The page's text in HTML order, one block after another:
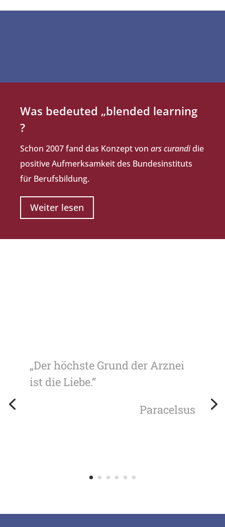
Was bedeuted „blended learning
?
Schon 2007 fand das Konzept von ars curandidie
positive Aufmerksamkeit des Bundesinstituts
für Berufsbildung.
Weiter lesen
„Der höchste Grund der Arznei
ist die Liebe.“
Paracelsus